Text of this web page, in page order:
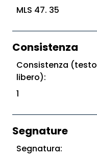
MLS 47. 35
Consistenza
Consistenza (testo
libero):
1
Segnature
Segnatura: